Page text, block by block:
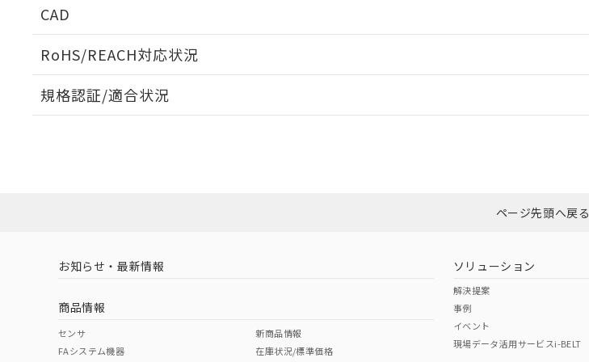
l: 22mm以上、φd: 55mm以上、D: 22mm以上、m: 40mm以上、n: 54mm以上
CAD
RoHS/REACH対応状況
EU RoHS 注意事項・凡例
ダウンロードはこちら
中国 RoHS 注意事項・凡例
中国 RoHS表
規格認証/適合状況
（イギリス
（ノルウェー
（日本
（アメリカ
ページ先頭へ戻る
お知らせ・最新情報
商品情報
センサ
FAシステム機器
新商品情報
在庫状況/標準価格
ソリューション
解決提案
事例
イベント
現場データ活用サービスi-BELT